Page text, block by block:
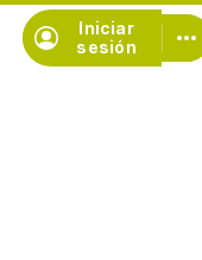
Iniciar
sesión